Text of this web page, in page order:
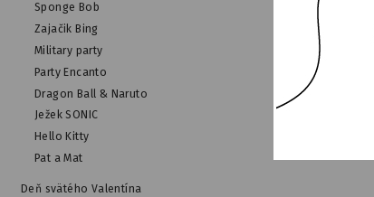
Sponge Bob
Zajačik Bing
Military party
Party Encanto
Dragon Ball & Naruto
Ježek SONIC
Hello Kitty
Pat a Mat
Deň svätého Valentína
NA